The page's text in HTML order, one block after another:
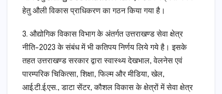
हेतु औली विकास प्राधिकरण का गठन किया गया है।
3. औद्योगिक विकास विभाग के अंतर्गत उत्तराखण्ड सेवा क्षेत्र
नीति-2023 के संबंध में भी कतिपय निर्णय लिये गये है। इसके
तहत उत्तराखण्ड सरकार द्वारा स्वास्थ्य देखभाल, वेलनेस एवं
पारम्परिक चिकित्सा, शिक्षा, फिल्म और मीडिया, खेल,
आई.टी.ई.एस., डाटा सेंटर, कौशल विकास के क्षेत्रों में सेवा क्षेत्र